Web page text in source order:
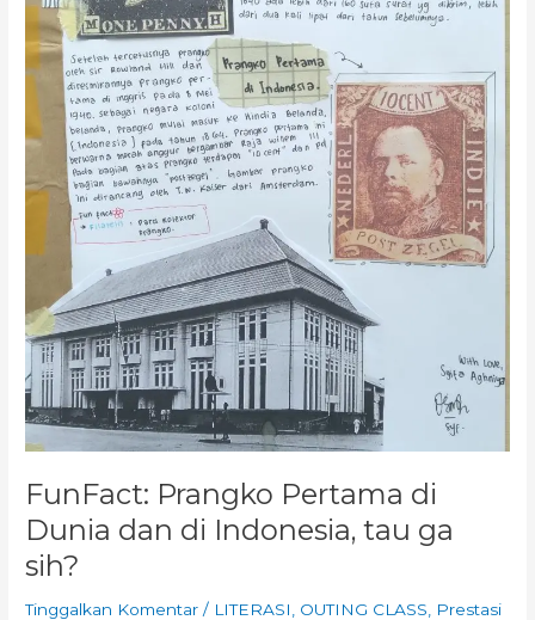
FunFact: Prangko Pertama di
Dunia dan di Indonesia, tau ga
sih?
Tinggalkan Komentar / LITERASI OUTING CLASS
Prestasi
ga
sih?